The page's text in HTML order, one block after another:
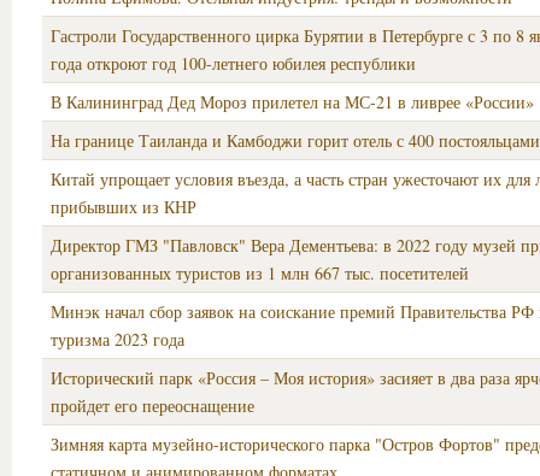
Гастроли Государственного цирка Бурятии в Петербурге с 3 по 8
года откроют год 100-летнего юбилея республики
В Калининград Дед Мороз прилетел на МС-21 в ливрее «России»
На границе Таиланда и Камбоджи горит отель с 400 постояльцами
Китай упрощает условия въезда, а часть стран ужесточают их для
прибывших из КНР
Директор ГМЗ "Павловск" Вера Дементьева: в 2022 году музей
организованных туристов из 1 млн 667 тыс. посетителей
Минэк начал сбор заявок на соискание премий Правительства РФ
туризма 2023 года
Исторический парк «Россия – Моя история» засияет в два раза
пройдет его переоснащение
Зимняя карта музейно-исторического парка "Остров Фортов"